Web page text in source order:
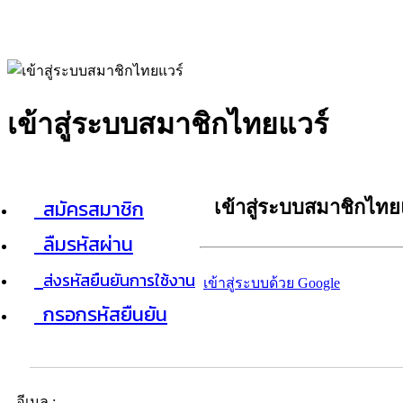
เข้าสู่ระบบสมาชิกไทยแวร์
สมัครสมาชิก
ลืมรหัสผ่าน
ส่งรหัสยืนยันการใช้งาน
กรอกรหัสยืนยัน
เข้าสู่ระบบสมาชิกไท
เข้าสู่ระบบด้วย Google